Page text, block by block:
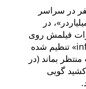
سفر در سراسر
، در
فیلمش روی
تنظیم شده
بماند (در
کشید گویی